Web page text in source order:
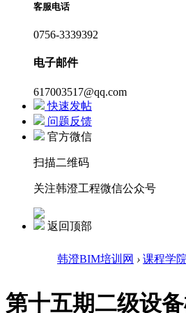
客服电话
0756-3339392
电子邮件
617003517@qq.com
快速发帖
问题反馈
官方微信
扫描二维码
关注韩澄工程微信公众号
返回顶部
韩澄BIM培训网 › 课程学院
第十五期二级设